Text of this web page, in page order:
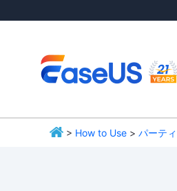
> How to Use > パーテ